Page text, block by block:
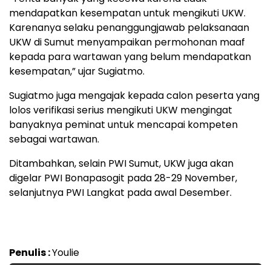
mendapatkan kesempatan untuk mengikuti UKW.
Karenanya selaku penanggungjawab pelaksanaan
UKW di Sumut menyampaikan permohonan maaf
kepada para wartawan yang belum mendapatkan
kesempatan,” ujar Sugiatmo.
Sugiatmo juga mengajak kepada calon peserta yang
lolos verifikasi serius mengikuti UKW mengingat
banyaknya peminat untuk mencapai kompeten
sebagai wartawan.
Ditambahkan, selain PWI Sumut, UKW juga akan
digelar PWI Bonapasogit pada 28-29 November,
selanjutnya PWI Langkat pada awal Desember.
Penulis :Youlie